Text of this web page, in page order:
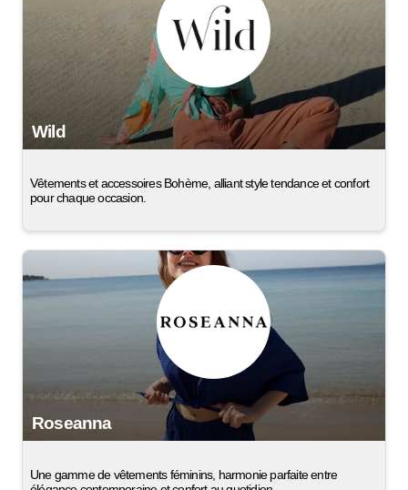
Wild
Vêtements et accessoires Bohème, alliant style tendance et confort
pour chaque occasion.
Roseanna
Une gamme de vêtements féminins, harmonie parfaite entre